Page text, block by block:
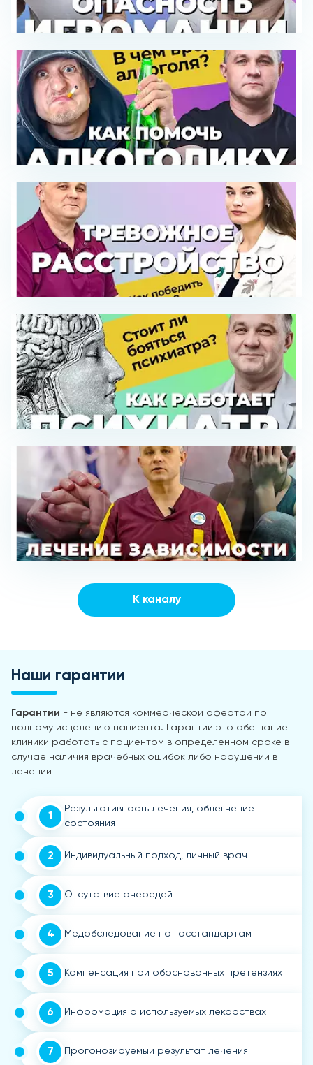
К каналу
Наши гарантии
Гарантии - не являются коммерческой офертой по
полному исцелению пациента. Гарантии это обещание
клиники работать с пациентом в определенном сроке в
случае наличия врачебных ошибок либо нарушений в
лечении
1
Результативность лечения, облегчение
состояния
2 Индивидуальный подход, личный врач
3 Отсутствие очередей
4 Медобследование по госстандартам
5 Компенсация при обоснованных претензиях
6 Информация о используемых лекарствах
7 Прогонозируемый результат лечения